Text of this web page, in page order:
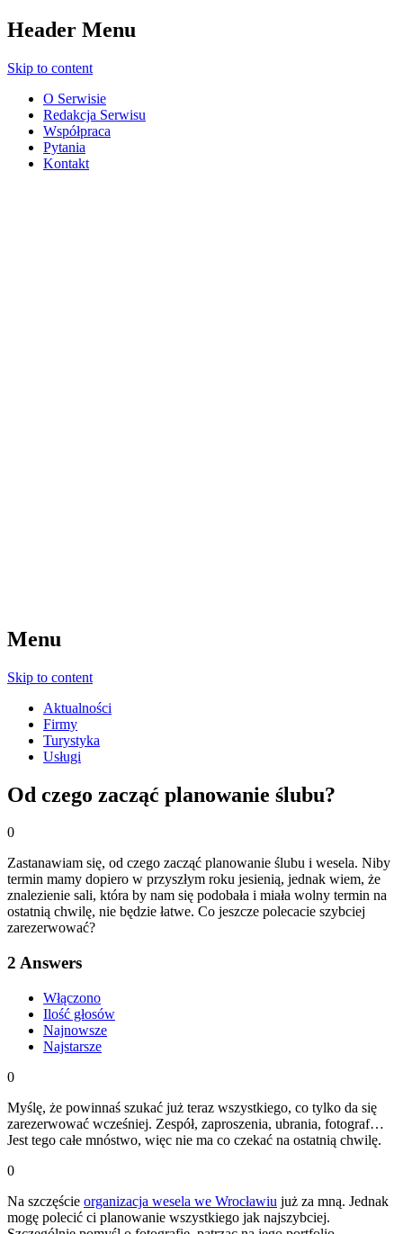
Header Menu
Skip to content
O Serwisie
Redakcja Serwisu
Współpraca
Pytania
Kontakt
Menu
Skip to content
Aktualności
Firmy
Turystyka
Usługi
Od czego zacząć planowanie ślubu?
0
Zastanawiam się, od czego zacząć planowanie ślubu i wesela. Niby
termin mamy dopiero w przyszłym roku jesienią, jednak wiem, że
znalezienie sali, która by nam się podobała i miała wolny termin na
ostatnią chwilę, nie będzie łatwe. Co jeszcze polecacie szybciej
zarezerwować?
2 Answers
Włączono
Ilość głosów
Najnowsze
Najstarsze
0
Myślę, że powinnaś szukać już teraz wszystkiego, co tylko da się
zarezerwować wcześniej. Zespół, zaproszenia, ubrania, fotograf…
Jest tego całe mnóstwo, więc nie ma co czekać na ostatnią chwilę.
0
Na szczęście organizacja wesela we Wrocławiu już za mną. Jednak
mogę polecić ci planowanie wszystkiego jak najszybciej.